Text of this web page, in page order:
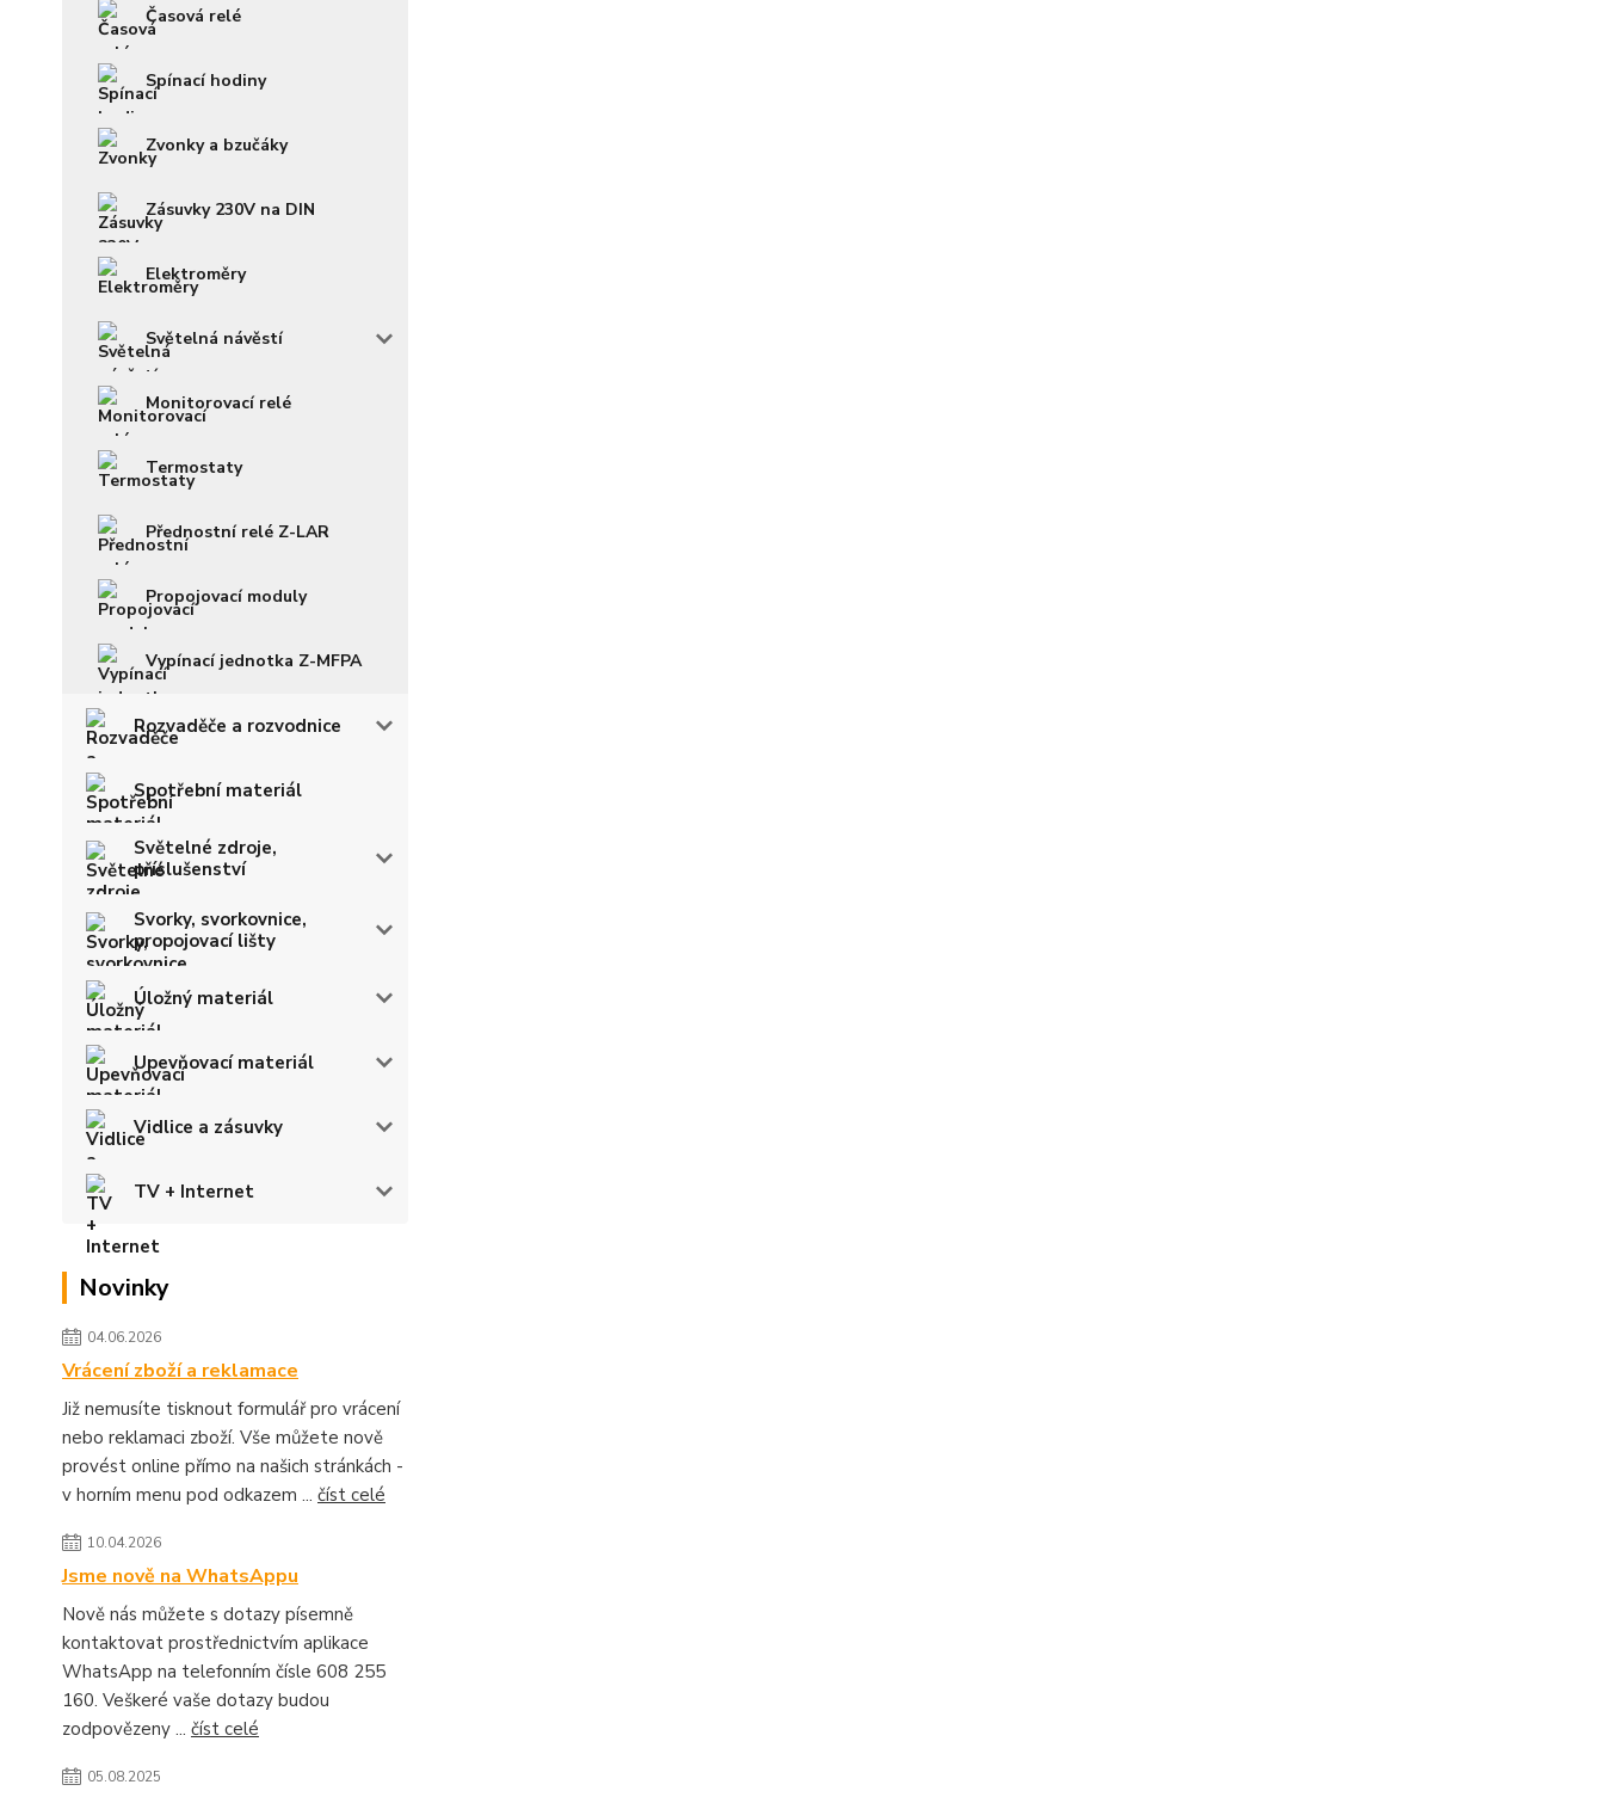
Časová relé
Spínací hodiny
Zvonky a bzučáky
Zásuvky 230V na DIN
Elektroměry
Světelná návěstí
Monitorovací relé
Termostaty
Přednostní relé Z-LAR
Propojovací moduly
Vypínací jednotka Z-MFPA
Rozvaděče a rozvodnice
Spotřební materiál
Světelné zdroje,
příslušenství
Svorky, svorkovnice,
propojovací lišty
Úložný materiál
Upevňovací materiál
Vidlice a zásuvky
TV + Internet
Novinky
04.06.2026
Vrácení zboží a reklamace
Již nemusíte tisknout formulář pro vrácení
nebo reklamaci zboží. Vše můžete nově
provést online přímo na našich stránkách -
v horním menu pod odkazem ... číst celé
10.04.2026
Jsme nově na WhatsAppu
Nově nás můžete s dotazy písemně
kontaktovat prostřednictvím aplikace
WhatsApp na telefonním čísle 608 255
160. Veškeré vaše dotazy budou
zodpovězeny ... číst celé
05.08.2025